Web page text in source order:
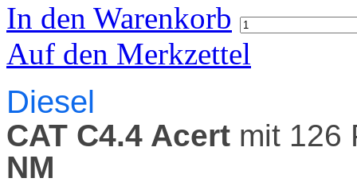
In den Warenkorb
Auf den Merkzettel
Diesel
CAT C4.4 Acert mit 126
NM